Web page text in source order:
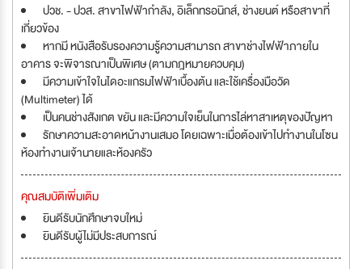
ปวช. - ปวส. สาขาไฟฟ้ากำลัง, อิเล็กทรอนิกส์, ช่างยนต์ หรือสาขาที่
เกี่ยวข้อง
หากมี หนังสือรับรองความรู้ความสามารถ สาขาช่างไฟฟ้าภายใน
อาคาร จะพิจารณาเป็นพิเศษ (ตามกฎหมายควบคุม)
มีความเข้าใจในไดอะแกรมไฟฟ้าเบื้องต้น และใช้เครื่องมือวัด
(Multimeter) ได้
เป็นคนช่างสังเกต ขยัน และมีความใจเย็นในการไล่หาสาเหตุของปัญหา
รักษาความสะอาดหน้างานเสมอ โดยเฉพาะเมื่อต้องเข้าไปทำงานในโซน
ห้องทำงานเจ้านายและห้องครัว
คุณสมบัติเพิ่มเติม
ยินดีรับนักศึกษาจบใหม่
ยินดีรับผู้ไม่มีประสบการณ์